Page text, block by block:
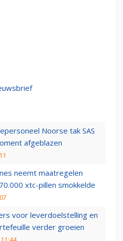
Noorse tak SAS
afgeblazen
neemt maatregelen
xtc-pillen smokkelde
voor leverdoelstelling en
verder groeien